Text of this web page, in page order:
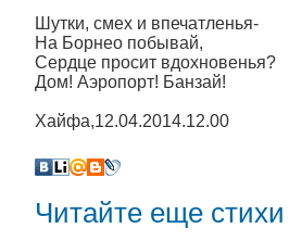
Шутки, смех и впечатленья-
На Борнео побывай,
Сердце просит вдохновенья?
Дом! Аэропорт! Банзай!
Хайфа,12.04.2014.12.00
Читайте еще стихи